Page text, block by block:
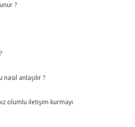
?
anlaşılır ?
olumlu iletişim kurmayı